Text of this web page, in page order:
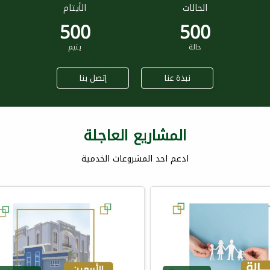
الحالات
500
حالة
الأيتام
500
يتيم
نبذة عنا إتصل بنا
المشاريع العاجلة
ادعم احد المشروعات الخدمية